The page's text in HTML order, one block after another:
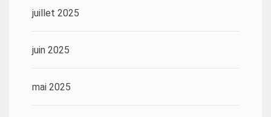
juillet 2025
juin 2025
mai 2025